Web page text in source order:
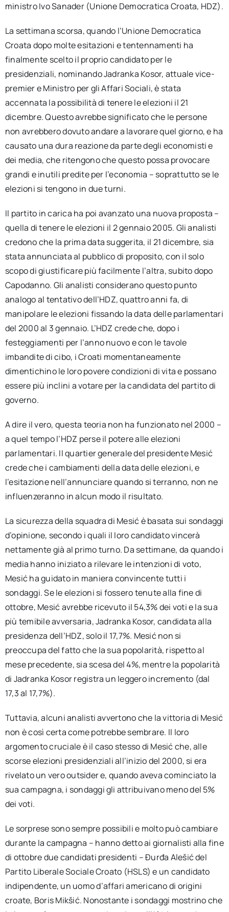
ministro Ivo Sanader (Unione Democratica Croata, HDZ).
La settimana scorsa, quando l’Unione Democratica
Croata dopo molte esitazioni e tentennamenti ha
finalmente scelto il proprio candidato per le
presidenziali, nominando Jadranka Kosor, attuale vice-
premier e Ministro per gli Affari Sociali, è stata
accennata la possibilità di tenere le elezioni il 21
dicembre. Questo avrebbe significato che le persone
non avrebbero dovuto andare a lavorare quel giorno, e ha
causato una dura reazione da parte degli economisti e
dei media, che ritengono che questo possa provocare
grandi e inutili predite per l’economia – soprattutto se le
elezioni si tengono in due turni.
Il partito in carica ha poi avanzato una nuova proposta –
quella di tenere le elezioni il 2 gennaio 2005. Gli analisti
credono che la prima data suggerita, il 21 dicembre, sia
stata annunciata al pubblico di proposito, con il solo
scopo di giustificare più facilmente l’altra, subito dopo
Capodanno. Gli analisti considerano questo punto
analogo al tentativo dell’HDZ, quattro anni fa, di
manipolare le elezioni fissando la data delle parlamentari
del 2000 al 3 gennaio. L’HDZ crede che, dopo i
festeggiamenti per l’anno nuovo e con le tavole
imbandite di cibo, i Croati momentaneamente
dimentichino le loro povere condizioni di vita e possano
essere più inclini a votare per la candidata del partito di
governo.
A dire il vero, questa teoria non ha funzionato nel 2000 –
a quel tempo l’HDZ perse il potere alle elezioni
parlamentari. Il quartier generale del presidente Mesić
crede che i cambiamenti della data delle elezioni, e
l’esitazione nell’annunciare quando si terranno, non ne
influenzeranno in alcun modo il risultato.
La sicurezza della squadra di Mesić è basata sui sondaggi
d’opinione, secondo i quali il loro candidato vincerà
nettamente già al primo turno. Da settimane, da quando i
media hanno iniziato a rilevare le intenzioni di voto,
Mesić ha guidato in maniera convincente tutti i
sondaggi. Se le elezioni si fossero tenute alla fine di
ottobre, Mesić avrebbe ricevuto il 54,3% dei voti e la sua
più temibile avversaria, Jadranka Kosor, candidata alla
presidenza dell’HDZ, solo il 17,7%. Mesić non si
preoccupa del fatto che la sua popolarità, rispetto al
mese precedente, sia scesa del 4%, mentre la popolarità
di Jadranka Kosor registra un leggero incremento (dal
17,3 al 17,7%).
Tuttavia, alcuni analisti avvertono che la vittoria di Mesić
non è così certa come potrebbe sembrare. Il loro
argomento cruciale è il caso stesso di Mesić che, alle
scorse elezioni presidenziali all’inizio del 2000, si era
rivelato un vero outsider e, quando aveva cominciato la
sua campagna, i sondaggi gli attribuivano meno del 5%
dei voti.
Le sorprese sono sempre possibili e molto può cambiare
durante la campagna – hanno detto ai giornalisti alla fine
di ottobre due candidati presidenti – Đurđa Alešić del
Partito Liberale Sociale Croato (HSLS) e un candidato
indipendente, un uomo d’affari americano di origini
croate, Boris Mikšić. Nonostante i sondaggi mostrino che